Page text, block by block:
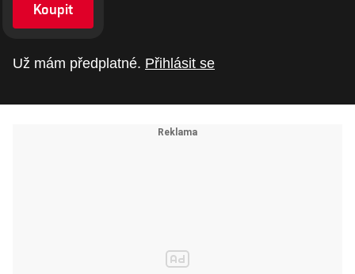
Koupit
Už mám předplatné. Přihlásit se